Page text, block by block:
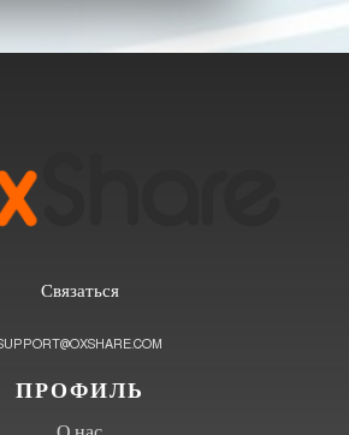
Связаться
ПРОФИЛЬ